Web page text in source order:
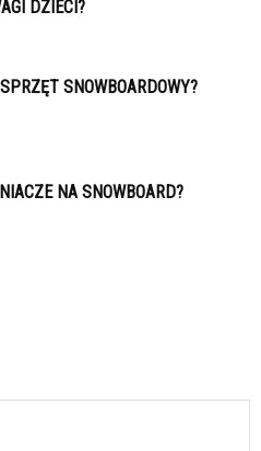
DZIECI?
SNOWBOARDOWY?
NA SNOWBOARD?